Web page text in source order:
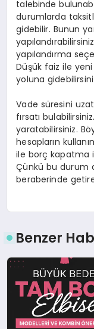
talebinde
durumlarda
gidebilir. Bunun
yapılandırma
Düşük faiz ile
yoluna
Vade süresini
fırsatı
yaratabilirsiniz.
hesapların
ile borç kapatma
Çünkü bu durum
beraberinde
Benzer